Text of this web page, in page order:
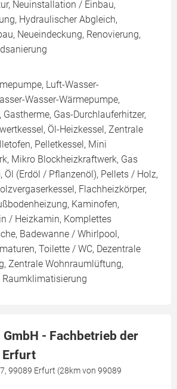
Neuinstallation / Einbau,
Hydraulischer Abgleich,
Neueindeckung, Renovierung,
Luft-Wasser-
Wasser-Wärmepumpe,
Gastherme, Gas-Durchlauferhitzer,
Öl-Heizkessel, Zentrale
Pelletkessel, Mini
Mikro Blockheizkraftwerk, Gas
Öl (Erdöl / Pflanzenöl), Pellets / Holz,
Flachheizkörper,
Kaminofen,
/ Heizkamin, Komplettes
Badewanne / Whirlpool,
Toilette / WC, Dezentrale
Zentrale Wohnraumlüftung,
GmbH - Fachbetrieb der
Erfurt
99089 Erfurt (28km von 99089